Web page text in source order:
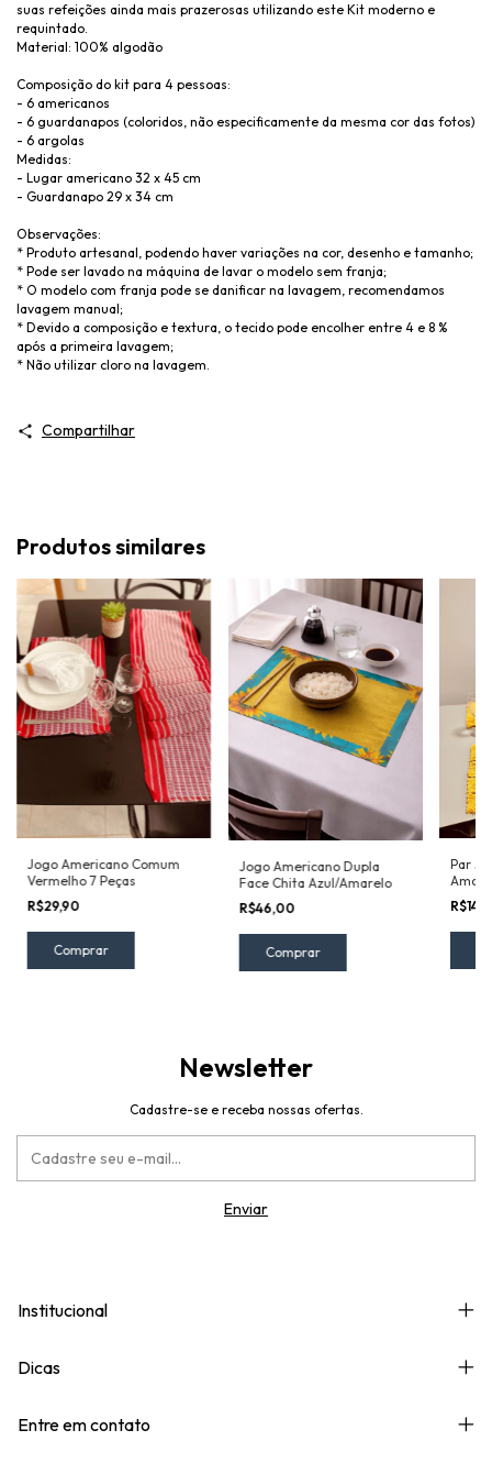
suas refeições ainda mais prazerosas utilizando este Kit moderno e
requintado.
Material: 100% algodão
Composição do kit para 4 pessoas:
- 6 americanos
- 6 guardanapos (coloridos, não especificamente da mesma cor das fotos)
- 6 argolas
Medidas:
- Lugar americano 32 x 45 cm
- Guardanapo 29 x 34 cm
Observações:
* Produto artesanal, podendo haver variações na cor, desenho e tamanho;
* Pode ser lavado na máquina de lavar o modelo sem franja;
* O modelo com franja pode se danificar na lavagem, recomendamos
lavagem manual;
* Devido a composição e textura, o tecido pode encolher entre 4 e 8 %
após a primeira lavagem;
* Não utilizar cloro na lavagem.
Compartilhar
Produtos similares
Jogo Americano Comum
Vermelho 7 Peças
R$29,90
Jogo Americano Dupla
Face Chita Azul/Amarelo
R$46,00
Comprar
Par
Newsletter
Cadastre-se e receba nossas ofertas.
Institucional
Dicas
Entre em contato